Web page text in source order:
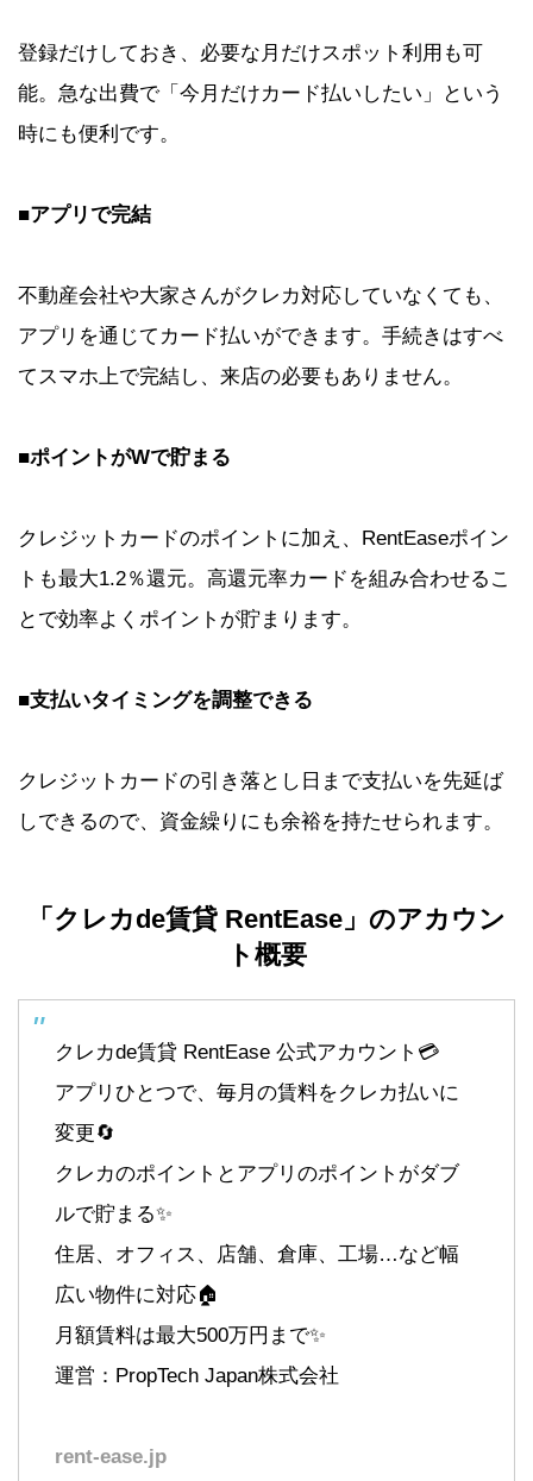
登録だけしておき、必要な月だけスポット利用も可
能。急な出費で「今月だけカード払いしたい」という
時にも便利です。
■アプリで完結
不動産会社や大家さんがクレカ対応していなくても、
アプリを通じてカード払いができます。手続きはすべ
てスマホ上で完結し、来店の必要もありません。
■ポイントがWで貯まる
クレジットカードのポイントに加え、RentEaseポイン
トも最大1.2％還元。高還元率カードを組み合わせるこ
とで効率よくポイントが貯まります。
■支払いタイミングを調整できる
クレジットカードの引き落とし日まで支払いを先延ば
しできるので、資金繰りにも余裕を持たせられます。
「クレカde賃貸 RentEase 」のアカウン
ト概要
クレカde賃貸 RentEase 公式アカウント💳
アプリひとつで、毎月の賃料をクレカ払いに
変更🔄️
クレカのポイントとアプリのポイントがダブ
ルで貯まる✨
住居、オフィス、店舗、倉庫、工場…など幅
広い物件に対応🏠
月額賃料は最大500万円まで✨
運営：PropTech Japan株式会社
rent-ease.jp